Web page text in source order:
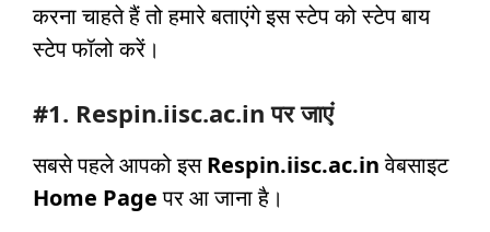
करना चाहते हैं तो हमारे बताएंगे इस स्टेप को स्टेप बाय
स्टेप फॉलो करें।
#1. Respin.iisc.ac.in पर जाएं
सबसे पहले आपको इसRespin.iisc.ac.inवेबसाइट
Home Pageपर आ जाना है।